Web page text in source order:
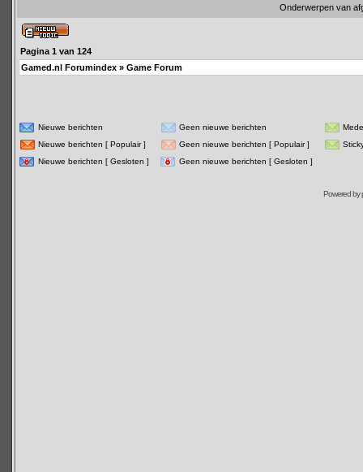
Onderwerpen van
Pagina 1 van 124
Gamed.nl Forumindex » Game Forum
Nieuwe berichten Geen nieuwe berichten
Nieuwe berichten [ Populair ]
Geen nieuwe berichten [ Populair ]
Nieuwe berichten [ Gesloten ]
Geen nieuwe berichten [ Gesloten ]
Powered by